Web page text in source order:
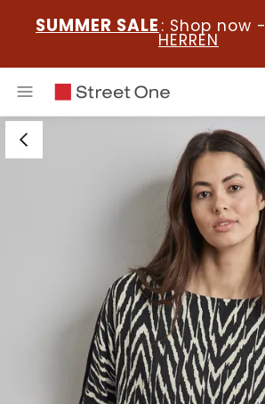
SUMMER SALE : Shop now -
HERREN